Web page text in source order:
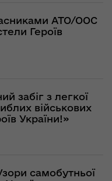
АТО/ООС
Героїв
забіг з легкої
військових
України!»
самобутньої